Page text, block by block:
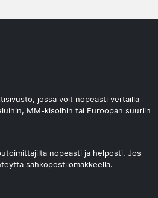
jossa voit nopeasti vertailla
MM-kisoihin tai Euroopan suuriin
nopeasti ja helposti. Jos
sähköpostilomakkeella.